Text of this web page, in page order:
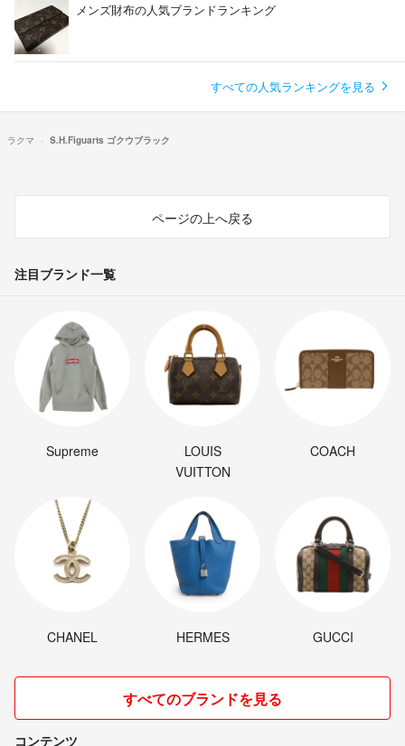
メンズ財布の人気ブランドランキング
すべての人気ランキングを見る
ラクマ S.H.Figuarts ゴクウブラック
ページの上へ戻る
注目ブランド一覧
Supreme
LOUIS
VUITTON
COACH
CHANEL HERMES GUCCI
すべてのブランドを見る
コンテンツ